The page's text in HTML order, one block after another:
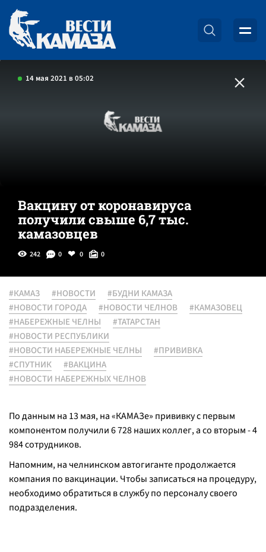
14 мая 2021 в 05:02
Вакцину от коронавируса
получили свыше 6,7 тыс.
камазовцев
242 0 0 0
#КАМАЗ #НОВОСТИ
#БУДНИ КАМАЗА
#НОВОСТИ ГОРОДА
#НОВОСТИ ЧЕЛНОВ
#КАМАЗОВЕЦ
#НАБЕРЕЖНЫЕ ЧЕЛНЫ
#ТАТАРСТАН
#НОВОСТИ РЕСПУБЛИКИ
#НОВОСТИ НАБЕРЕЖНЫЕ ЧЕЛНЫ
#ПРИВИВКА
#СПУТНИК
#ВАКЦИНА
#НОВОСТИ НАБЕРЕЖНЫХ ЧЕЛНОВ
По данным на 13 мая, на «КАМАЗе» прививку с первым
компонентом получили 6 728 наших коллег, а со вторым - 4
984 сотрудников.
Напомним, на челнинском автогиганте продолжается
компания по вакцинации. Чтобы записаться на процедуру,
необходимо обратиться в службу по персоналу своего
подразделения.